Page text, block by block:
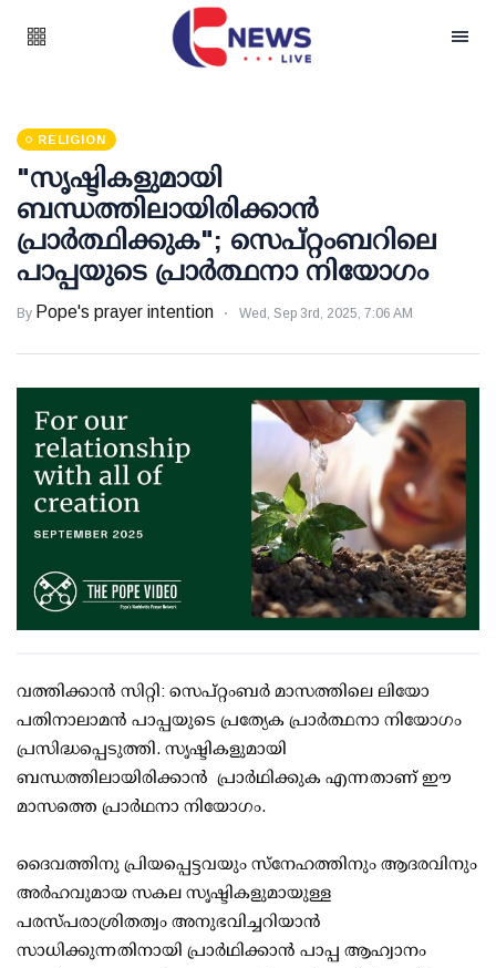
RELIGION
"സൃഷ്ടികളുമായി
ബന്ധത്തിലായിരിക്കാൻ
പ്രാർത്ഥിക്കുക"; സെപ്റ്റംബറിലെ
പാപ്പയുടെ പ്രാർത്ഥനാ നിയോഗം
By Pope's prayer intention Wed, Sep 3rd, 2025, 7:06 AM
വത്തിക്കാൻ സിറ്റി: സെപ്റ്റംബർ മാസത്തിലെ ലിയോ
പതിനാലാമൻ പാപ്പയുടെ പ്രത്യേക പ്രാർത്ഥനാ നിയോഗം
പ്രസിദ്ധപ്പെടുത്തി. സൃഷ്ടികളുമായി
ബന്ധത്തിലായിരിക്കാൻ പ്രാർഥിക്കുക എന്നതാണ് ഈ
മാസത്തെ പ്രാർഥനാ നിയോഗം.
ദൈവത്തിനു പ്രിയപ്പെട്ടവയും സ്നേഹത്തിനും ആദരവിനും
അർഹവുമായ സകല സൃഷ്ടികളുമായുള്ള
പരസ്പരാശ്രിതത്വം അനുഭവിച്ചറിയാൻ
സാധിക്കുന്നതിനായി പ്രാർഥിക്കാൻ പാപ്പ ആഹ്വാനം